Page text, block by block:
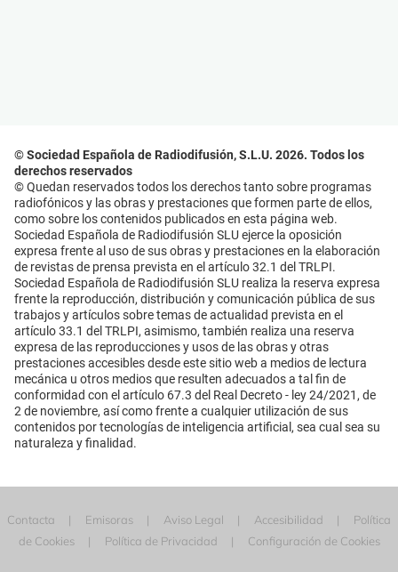
© Sociedad Española de Radiodifusión, S.L.U. 2026. Todos los
derechos reservados
© Quedan reservados todos los derechos tanto sobre programas
radiofónicos y las obras y prestaciones que formen parte de ellos,
como sobre los contenidos publicados en esta página web.
Sociedad Española de Radiodifusión SLU ejerce la oposición
expresa frente al uso de sus obras y prestaciones en la elaboración
de revistas de prensa prevista en el artículo 32.1 del TRLPI.
Sociedad Española de Radiodifusión SLU realiza la reserva expresa
frente la reproducción, distribución y comunicación pública de sus
trabajos y artículos sobre temas de actualidad prevista en el
artículo 33.1 del TRLPI, asimismo, también realiza una reserva
expresa de las reproducciones y usos de las obras y otras
prestaciones accesibles desde este sitio web a medios de lectura
mecánica u otros medios que resulten adecuados a tal fin de
conformidad con el artículo 67.3 del Real Decreto - ley 24/2021, de
2 de noviembre, así como frente a cualquier utilización de sus
contenidos por tecnologías de inteligencia artificial, sea cual sea su
naturaleza y finalidad.
Contacta Emisoras Aviso Legal Accesibilidad
Política
de Cookies
Política de Privacidad Configuración de Cookies